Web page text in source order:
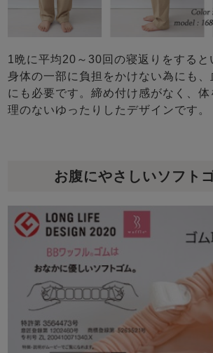
1晩に平均20～30回の寝返りをすると
身体の一部に負担をかけない為にも
にも必要です。締め付け感がなく、
理のないゆったりしたデザインです。
お腹にやさしいソフト